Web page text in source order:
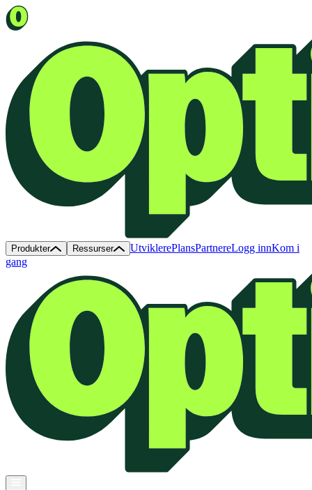
Produkter Ressurser UtviklerePlansPartnereLogg innKom i
gang